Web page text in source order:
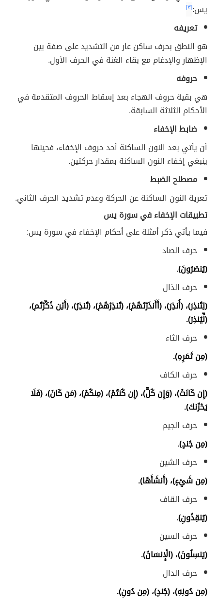
يس:[٣]
تعريفه
هو النطق بحرف ساكن عار من التشديد على صفة بين
الإظهار والإدغام مع بقاء الغنة في الحرف الأول.
حروفه
هي بقية حروف الهجاء بعد إسقاط الحروف المتقدمة في
الأحكام الثلاثة السابقة.
ضابط الإخفاء
أن يأتي بعد النون الساكنة أحد حروف الإخفاء، فحينها
ينبغي إخفاء النون الساكنة بمقدار حركتين.
مصطلح الضبط
تعرية النون الساكنة عن الحركة وعدم تشديد الحرف الثاني.
تطبيقات الإخفاء في سورة يس
فيما يأتي ذكر أمثلة على أحكام الإخفاء في سورة يس:
حرف الصاد
(يُنصَرُونَ).
حرف الذال
(لِتُنذِرَ)، (أُنذِرَ)، (أَأَنذَرْتَهُمْ)، (تُنذِرْهُمْ)، (تُنذِرُ)، (أَئِن ذُكِّرْتُم)،
(لِّيُنذِرَ).
حرف الثاء
(مِن ثَمَرِهِ).
حرف الكاف
(إِن كَانَتْ)،(وَإِن كُلٌّ)، (إِن كُنتُمْ)، (مِنكُمْ)، (مَن كَانَ)، (فَلَا
يَحْزُنكَ).
حرف الجيم
(مِن جُندٍ).
حرف الشين
(مِن شَيْءٍ)، (أَنشَأَهَا).
حرف القاف
(يُنقِذُونِ).
حرف السين
(يَنسِلُونَ)، (الْإِنسَانُ).
حرف الدال
(مِن دُونِهِ)، (جُندٍ)، (مِن دُونِ).